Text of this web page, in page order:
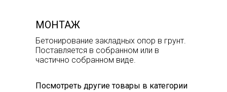
МОНТАЖ
Бетонирование закладных опор в грунт.
Поставляется в собранном или в
частично собранном виде.
Посмотреть другие товары в категории